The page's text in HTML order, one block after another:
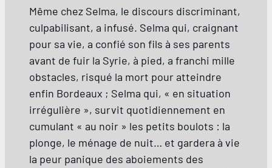
Même chez Selma, le discours discriminant,
culpabilisant, a infusé. Selma qui, craignant
pour sa vie, a confié son fils à ses parents
avant de fuir la Syrie, à pied, a franchi mille
obstacles, risqué la mort pour atteindre
enfin Bordeaux ; Selma qui, « en situation
irrégulière », survit quotidiennement en
cumulant « au noir » les petits boulots : la
plonge, le ménage de nuit… et gardera à vie
la peur panique des aboiements des